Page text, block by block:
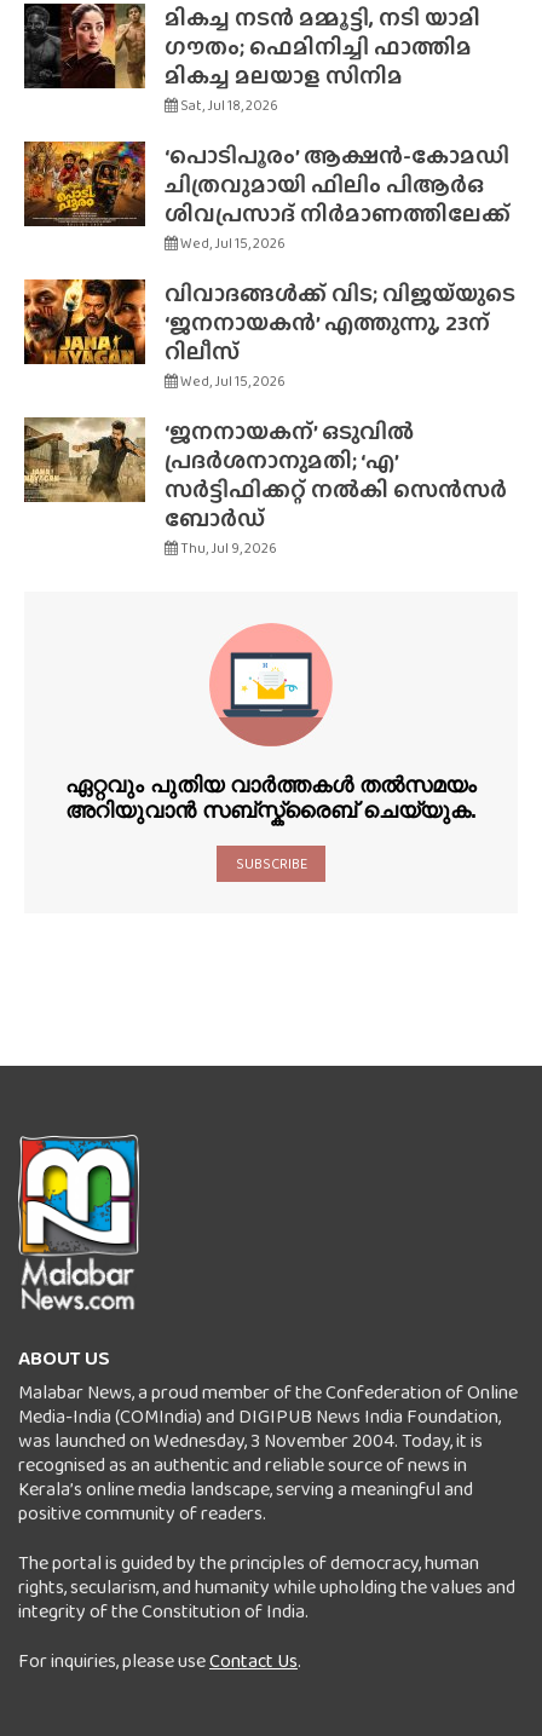
മികച്ച നടൻ മമ്മൂട്ടി, നടി യാമി
ഗൗതം; ഫെമിനിച്ചി ഫാത്തിമ
മികച്ച മലയാള സിനിമ
Sat, Jul 18, 2026
‘പൊടിപൂരം’ ആക്ഷൻ-കോമഡി
ചിത്രവുമായി ഫിലിം പിആർഒ
ശിവപ്രസാദ് നിർമാണത്തിലേക്ക്
Wed, Jul 15, 2026
വിവാദങ്ങൾക്ക് വിട; വിജയ്‌യുടെ
‘ജനനായകൻ’ എത്തുന്നു, 23ന്
റിലീസ്
Wed, Jul 15, 2026
‘ജനനായകന്’ ഒടുവിൽ
പ്രദർശനാനുമതി; ‘എ’
സർട്ടിഫിക്കറ്റ് നൽകി സെൻസർ
ബോർഡ്
Thu, Jul 9, 2026
ഏറ്റവും പുതിയ വാർത്തകൾ തൽസമയം
അറിയുവാൻ സബ്സ്ക്രൈബ് ചെയ്യുക.
SUBSCRIBE
ABOUT US
Malabar News, a proud member of the Confederation of Online
Media-India (COMIndia) and DIGIPUB News India Foundation,
was launched on Wednesday, 3 November 2004. Today, it is
recognised as an authentic and reliable source of news in
Kerala’s online media landscape, serving a meaningful and
positive community of readers.
The portal is guided by the principles of democracy, human
rights, secularism, and humanity while upholding the values and
integrity of the Constitution of India.
For inquiries, please useContact Us.